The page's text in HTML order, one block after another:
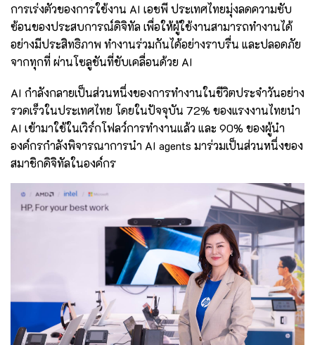
การเร่งตัวของการใช้งาน AI เอชพี ประเทศไทยมุ่งลดความซับ
ซ้อนของประสบการณ์ดิจิทัล เพื่อให้ผู้ใช้งานสามารถทำงานได้
อย่างมีประสิทธิภาพ ทำงานร่วมกันได้อย่างราบรื่น และปลอดภัย
จากทุกที่ ผ่านโซลูชันที่ขับเคลื่อนด้วย AI
AI กำลังกลายเป็นส่วนหนึ่งของการทำงานในชีวิตประจำวันอย่าง
รวดเร็วในประเทศไทย โดยในปัจจุบัน 72% ของแรงงานไทยนำ
AI เข้ามาใช้ในเวิร์กโฟลว์การทำงานแล้ว และ 90% ของผู้นำ
องค์กรกำลังพิจารณาการนำ AI agents มาร่วมเป็นส่วนหนึ่งของ
สมาชิกดิจิทัลในองค์กร